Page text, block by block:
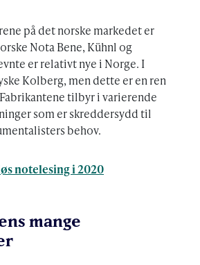
på det norske markedet er
Nota Bene, Kühnl og
er relativt nye i Norge. I
Kolberg, men dette er en ren
tilbyr i varierende
som er skreddersydd til
behov.
notelesing i 2020
mange